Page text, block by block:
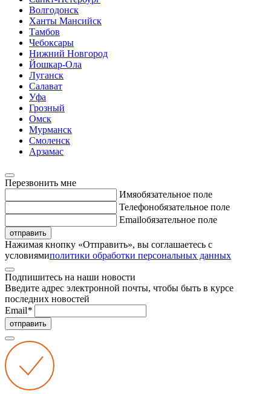
Волгодонск
Ханты Мансийск
Тамбов
Чебоксары
Нижний Новгород
Йошкар-Ола
Луганск
Салават
Уфа
Грозный
Омск
Мурманск
Смоленск
Арзамас
Перезвонить мне
Имяобязательное поле
Телефонобязательное поле
Emailобязательное поле
отправить
Нажимая кнопку «Отправить», вы соглашаетесь с
условиямиполитики обработки персональных данных
Подпишитесь на наши новости
Введите адрес электронной почты, чтобы быть в курсе
последних новостей
Email*
отправить